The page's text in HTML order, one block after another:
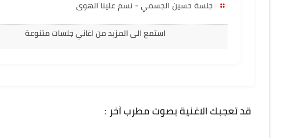
جلسة حسين الجسمي - نسم علينا الهوى
استمع الى المزيد من اغاني جلسات متنوعة
قد تعجبك الاغنية بصوت مطرب آخر :